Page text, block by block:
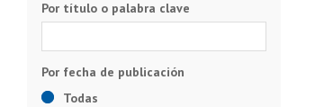
Por título o palabra clave
Todas